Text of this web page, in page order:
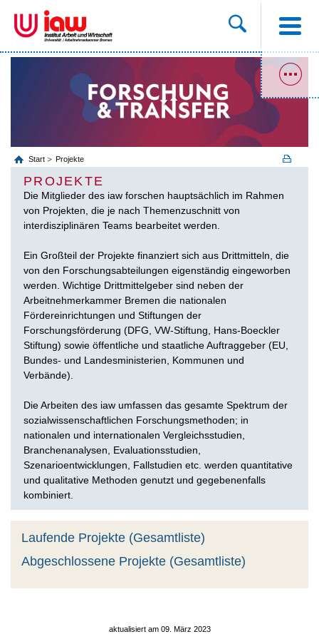
Start Projekte
PROJEKTE
Die Mitglieder des iaw forschen hauptsächlich im Rahmen
von Projekten, die je nach Themenzuschnitt von
interdisziplinären Teams bearbeitet werden.
Ein Großteil der Projekte finanziert sich aus Drittmitteln, die
von den Forschungsabteilungen eigenständig eingeworben
werden. Wichtige Drittmittelgeber sind neben der
Arbeitnehmerkammer Bremen die nationalen
Fördereinrichtungen und Stiftungen der
Forschungsförderung (DFG, VW-Stiftung, Hans-Boeckler
Stiftung) sowie öffentliche und staatliche Auftraggeber (EU,
Bundes- und Landesministerien, Kommunen und
Verbände).
Die Arbeiten des iaw umfassen das gesamte Spektrum der
sozialwissenschaftlichen Forschungsmethoden; in
nationalen und internationalen Vergleichsstudien,
Branchenanalysen, Evaluationsstudien,
Szenarioentwicklungen, Fallstudien etc. werden quantitative
und qualitative Methoden genutzt und gegebenenfalls
kombiniert.
Laufende Projekte (Gesamtliste)
Abgeschlossene Projekte (Gesamtliste)
aktualisiert am 09. März 2023